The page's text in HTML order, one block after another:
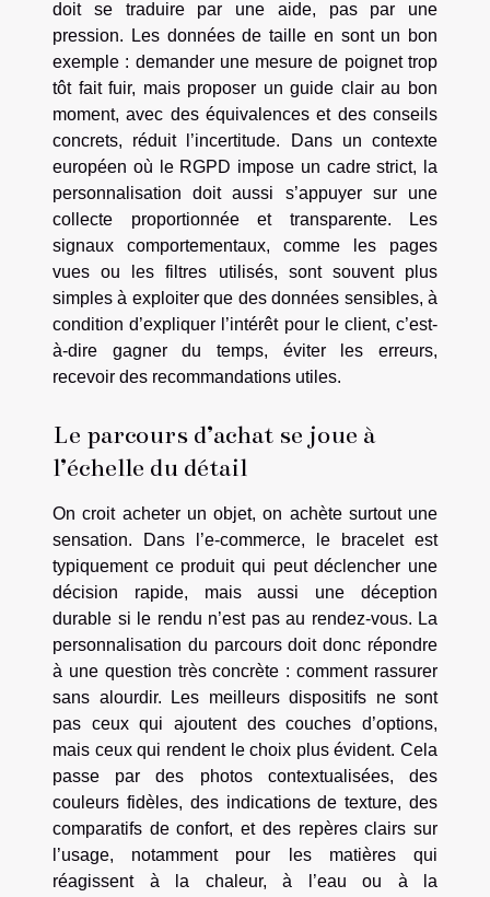
doit se traduire par une aide, pas par une
pression. Les données de taille en sont un bon
exemple : demander une mesure de poignet trop
tôt fait fuir, mais proposer un guide clair au bon
moment, avec des équivalences et des conseils
concrets, réduit l’incertitude. Dans un contexte
européen où le RGPD impose un cadre strict, la
personnalisation doit aussi s’appuyer sur une
collecte proportionnée et transparente. Les
signaux comportementaux, comme les pages
vues ou les filtres utilisés, sont souvent plus
simples à exploiter que des données sensibles, à
condition d’expliquer l’intérêt pour le client, c’est-
à-dire gagner du temps, éviter les erreurs,
recevoir des recommandations utiles.
Le parcours d’achat se joue à
l’échelle du détail
On croit acheter un objet, on achète surtout une
sensation. Dans l’e-commerce, le bracelet est
typiquement ce produit qui peut déclencher une
décision rapide, mais aussi une déception
durable si le rendu n’est pas au rendez-vous. La
personnalisation du parcours doit donc répondre
à une question très concrète : comment rassurer
sans alourdir. Les meilleurs dispositifs ne sont
pas ceux qui ajoutent des couches d’options,
mais ceux qui rendent le choix plus évident. Cela
passe par des photos contextualisées, des
couleurs fidèles, des indications de texture, des
comparatifs de confort, et des repères clairs sur
l’usage, notamment pour les matières qui
réagissent à la chaleur, à l’eau ou à la